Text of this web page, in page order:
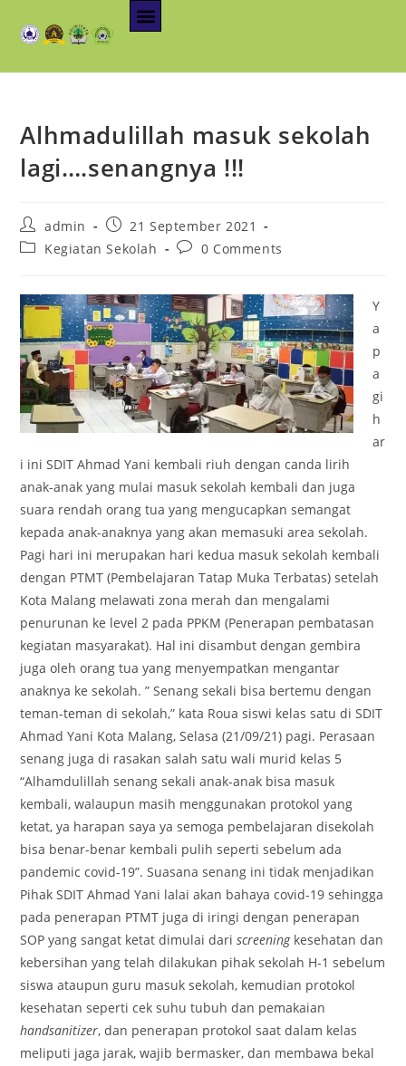
Alhmadulillah masuk sekolah
lagi….senangnya !!!
admin
21 September 2021
Kegiatan Sekolah
0 Comments
Y
a
p
a
gi
h
ar
i ini SDIT Ahmad Yani kembali riuh dengan canda lirih
anak-anak yang mulai masuk sekolah kembali dan juga
suara rendah orang tua yang mengucapkan semangat
kepada anak-anaknya yang akan memasuki area sekolah.
Pagi hari ini merupakan hari kedua masuk sekolah kembali
dengan PTMT (Pembelajaran Tatap Muka Terbatas) setelah
Kota Malang melawati zona merah dan mengalami
penurunan ke level 2 pada PPKM (Penerapan pembatasan
kegiatan masyarakat). Hal ini disambut dengan gembira
juga oleh orang tua yang menyempatkan mengantar
anaknya ke sekolah. ” Senang sekali bisa bertemu dengan
teman-teman di sekolah,” kata Roua siswi kelas satu di SDIT
Ahmad Yani Kota Malang, Selasa (21/09/21) pagi. Perasaan
senang juga di rasakan salah satu wali murid kelas 5
“Alhamdulillah senang sekali anak-anak bisa masuk
kembali, walaupun masih menggunakan protokol yang
ketat, ya harapan saya ya semoga pembelajaran disekolah
bisa benar-benar kembali pulih seperti sebelum ada
pandemic covid-19”. Suasana senang ini tidak menjadikan
Pihak SDIT Ahmad Yani lalai akan bahaya covid-19 sehingga
pada penerapan PTMT juga di iringi dengan penerapan
SOP yang sangat ketat dimulai dariscreeningkesehatan dan
kebersihan yang telah dilakukan pihak sekolah H-1 sebelum
siswa ataupun guru masuk sekolah, kemudian protokol
kesehatan seperti cek suhu tubuh dan pemakaian
handsanitizer, dan penerapan protokol saat dalam kelas
meliputi jaga jarak, wajib bermasker, dan membawa bekal